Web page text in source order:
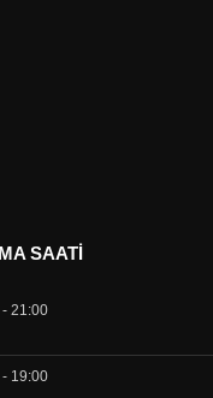
SAATI
- 21:00
- 19:00